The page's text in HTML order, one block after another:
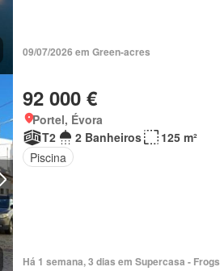
09/07/2026 em Green-acres
92 000 €
Portel, Évora
T2
2 Banheiros
125 m²
Piscina
Há 1 semana, 3 dias em Supercasa - Frogs